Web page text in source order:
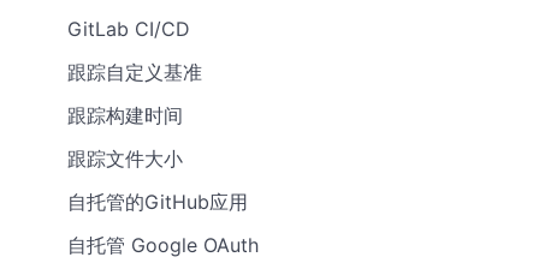
GitLab CI/CD
跟踪自定义基准
跟踪构建时间
跟踪文件大小
自托管的GitHub应用
自托管 Google OAuth